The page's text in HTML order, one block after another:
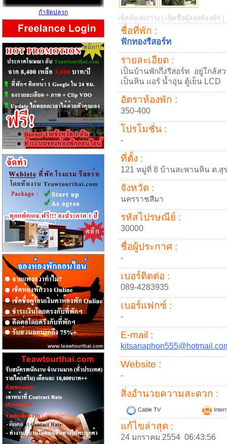
เช็คห้องพักว่าง | เช็คชื่อผู้จองห้องพัก |
ชื่อที่พัก :
ฟักทองรีสอร์ท
รายละเอียด :
เป็นบ้านพักกึ่งรีสอร์ท อยู่ใกล้
เป็นหิน แอร์ น้ำอุ่น ตู้เย็น LCD
อัตราห้องพัก :
350-400
โปรโมชั่น :
-
ที่ตั้ง :
121 หมู่ที่ 8 บ้านสะพานหิน ต.สุ
จังหวัด :
นครราชสีมา
รหัสไปรษณีย์ :
30000
ชื่อผู้ประกาศ :
-
เบอร์ติดต่อ :
089-4283935
เบอร์แฟกซ์ :
-
E-mail :
Website :
-
สิ่งอำนวยความสะดวก :
Cable TV
แก้ไขล่าสุด :
24 มกราคม 2554 06:43:56
กำจัดปลวก